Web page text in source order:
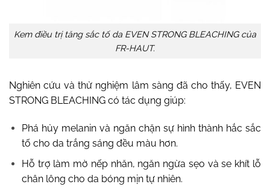
Kem điều trị tăng sắc tố da EVEN STRONG BLEACHING của
FR-HAUT.
Nghiên cứu và thử nghiệm lâm sàng đã cho thấy, EVEN
STRONG BLEACHING có tác dụng giúp:
Phá hủy melanin và ngăn chặn sự hình thành hắc sắc
tố cho da trắng sáng đều màu hơn.
Hỗ trợ làm mờ nếp nhăn, ngăn ngừa sẹo và se khít lỗ
chân lông cho da bóng mịn tự nhiên.